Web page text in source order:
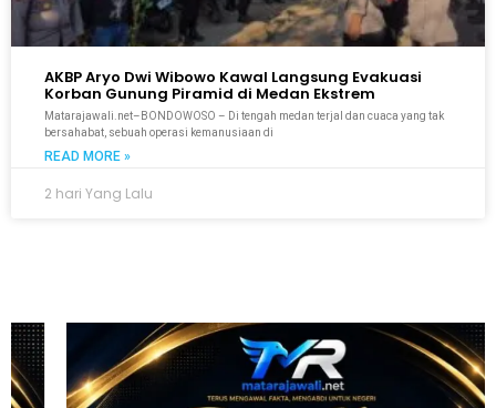
AKBP Aryo Dwi Wibowo Kawal Langsung Evakuasi
Korban Gunung Piramid di Medan Ekstrem
Matarajawali.net–BONDOWOSO – Di tengah medan terjal dan cuaca yang tak
bersahabat, sebuah operasi kemanusiaan di
READ MORE »
2 hari Yang Lalu